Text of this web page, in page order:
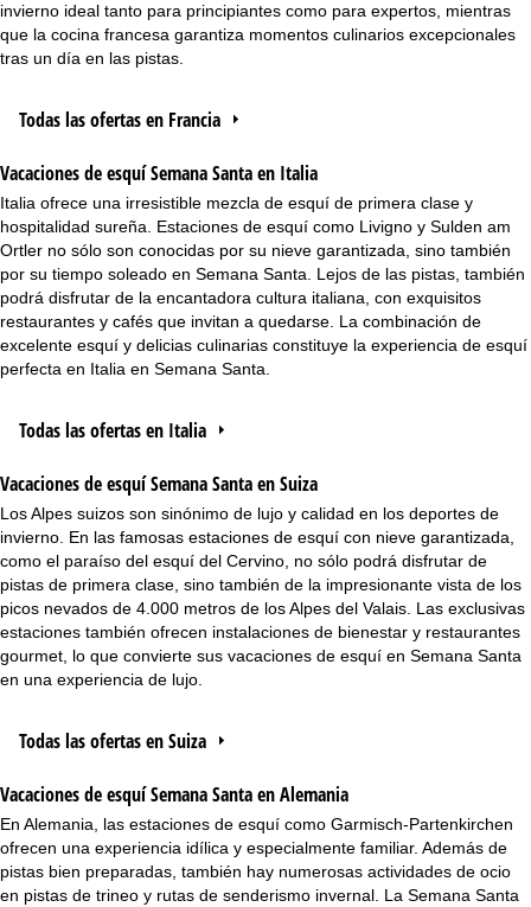
invierno ideal tanto para principiantes como para expertos, mientras
que la cocina francesa garantiza momentos culinarios excepcionales
tras un día en las pistas.
Todas las ofertas en Francia
Vacaciones de esquí Semana Santa en Italia
Italia ofrece una irresistible mezcla de esquí de primera clase y
hospitalidad sureña. Estaciones de esquí como Livigno y Sulden am
Ortler no sólo son conocidas por su nieve garantizada, sino también
por su tiempo soleado en Semana Santa. Lejos de las pistas, también
podrá disfrutar de la encantadora cultura italiana, con exquisitos
restaurantes y cafés que invitan a quedarse. La combinación de
excelente esquí y delicias culinarias constituye la experiencia de esquí
perfecta en Italia en Semana Santa.
Todas las ofertas en Italia
Vacaciones de esquí Semana Santa en Suiza
Los Alpes suizos son sinónimo de lujo y calidad en los deportes de
invierno. En las famosas estaciones de esquí con nieve garantizada,
como el paraíso del esquí del Cervino, no sólo podrá disfrutar de
pistas de primera clase, sino también de la impresionante vista de los
picos nevados de 4.000 metros de los Alpes del Valais. Las exclusivas
estaciones también ofrecen instalaciones de bienestar y restaurantes
gourmet, lo que convierte sus vacaciones de esquí en Semana Santa
en una experiencia de lujo.
Todas las ofertas en Suiza
Vacaciones de esquí Semana Santa en Alemania
En Alemania, las estaciones de esquí como Garmisch-Partenkirchen
ofrecen una experiencia idílica y especialmente familiar. Además de
pistas bien preparadas, también hay numerosas actividades de ocio
en pistas de trineo y rutas de senderismo invernal. La Semana Santa